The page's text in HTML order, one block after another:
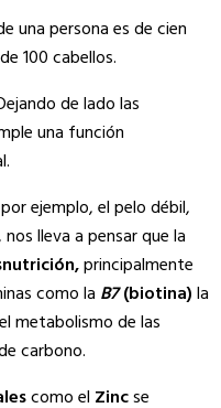
una persona es de cien
100 cabellos.
de lado las
una función
ejemplo, el pelo débil,
lleva a pensar que la
principalmente
como la B7(biotina)la
metabolismo de las
carbono.
como el Zincse